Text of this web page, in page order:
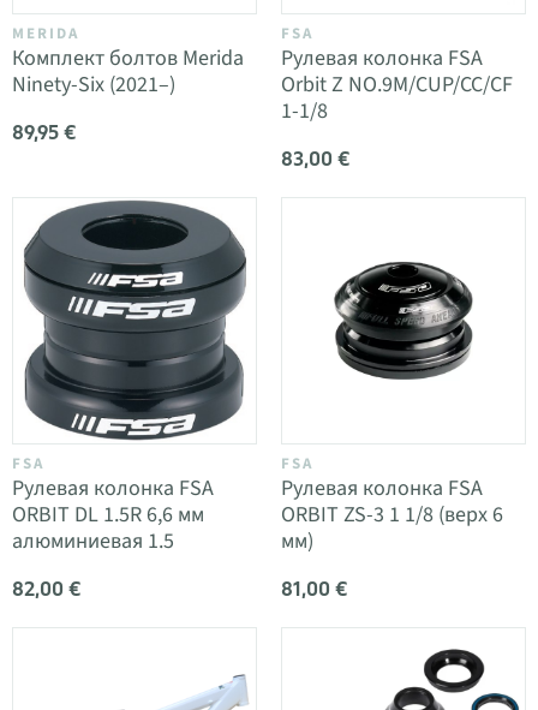
MERIDA
Комплект болтов Merida
Ninety-Six (2021–)
89,95 €
FSA
Рулевая колонка FSA
Orbit Z NO.9M/CUP/CC/CF
1-1/8
83,00 €
FSA
Рулевая колонка FSA
ORBIT DL 1.5R 6,6 мм
алюминиевая 1.5
82,00 €
FSA
Рулевая колонка FSA
ORBIT ZS-3 1 1/8 (верх 6
мм)
81,00 €